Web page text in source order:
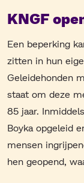
KNGF
Een beperking
zitten in hun
Geleidehonden
staat om deze
85 jaar.
Boyka opgeleid
mensen
hen geopend,